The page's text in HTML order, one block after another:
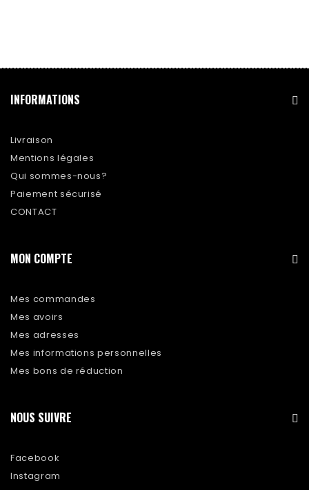
INFORMATIONS
Livraison
Mentions légales
Qui sommes-nous?
Paiement sécurisé
CONTACT
MON COMPTE
Mes commandes
Mes avoirs
Mes adresses
Mes informations personnelles
Mes bons de réduction
NOUS SUIVRE
Facebook
Instagram